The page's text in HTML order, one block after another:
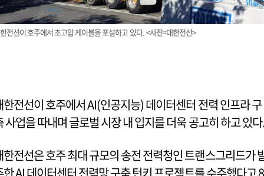
전선이 호주에서 초고압 케이블을 포설하고 있다. <사진=대한전선>
한전선이 호주에서 AI(인공지능) 데이터센터 전력 인프라 구
사업을 따내며 글로벌 시장 내 입지를 더욱 공고히 하고 있
한전선은 호주 최대 규모의 송전 전력청인 트랜스그리드가